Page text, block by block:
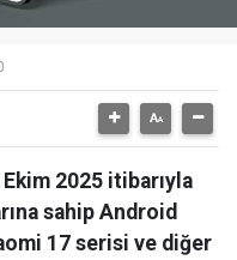
2025 itibarıyla
sahip Android
17 serisi ve diğer